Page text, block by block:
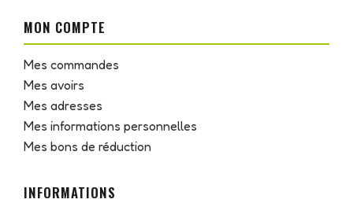
MON COMPTE
Mes commandes
Mes avoirs
Mes adresses
Mes informations personnelles
Mes bons de réduction
INFORMATIONS